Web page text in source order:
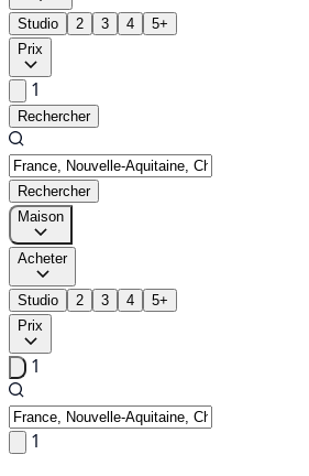
Studio 2 3 4
5+
Prix
1
Rechercher
Rechercher
Maison
Acheter
Studio 2 3 4
5+
Prix
1
1